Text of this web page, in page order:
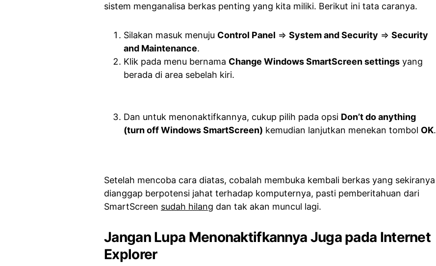
sistem menganalisa berkas penting yang kita miliki. Berikut ini tata caranya.
Silakan masuk menuju Control Panel => System and Security => Security
and Maintenance.
Klik pada menu bernama Change Windows SmartScreen settings yang
berada di area sebelah kiri.
Dan untuk menonaktifkannya, cukup pilih pada opsi Don’t do anything
(turn off Windows SmartScreen) kemudian lanjutkan menekan tombol OK.
Setelah mencoba cara diatas, cobalah membuka kembali berkas yang sekiranya
dianggap berpotensi jahat terhadap komputernya, pasti pemberitahuan dari
SmartScreen sudah hilang dan tak akan muncul lagi.
Jangan Lupa Menonaktifkannya Juga pada Internet
Explorer